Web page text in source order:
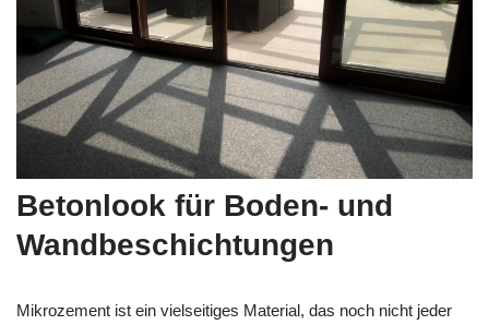
Betonlook für Boden- und
Wandbeschichtungen
Mikrozement ist ein vielseitiges Material, das noch nicht jeder